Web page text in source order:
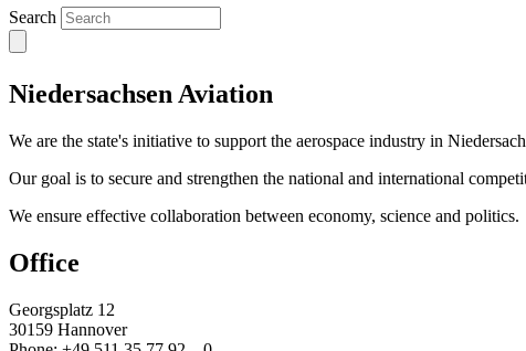
Search
Niedersachsen Aviation
We are the state's initiative to support the aerospace industry in
Our goal is to secure and strengthen the national and international
We ensure effective collaboration between economy, science and politics.
Office
Georgsplatz 12
30159 Hannover